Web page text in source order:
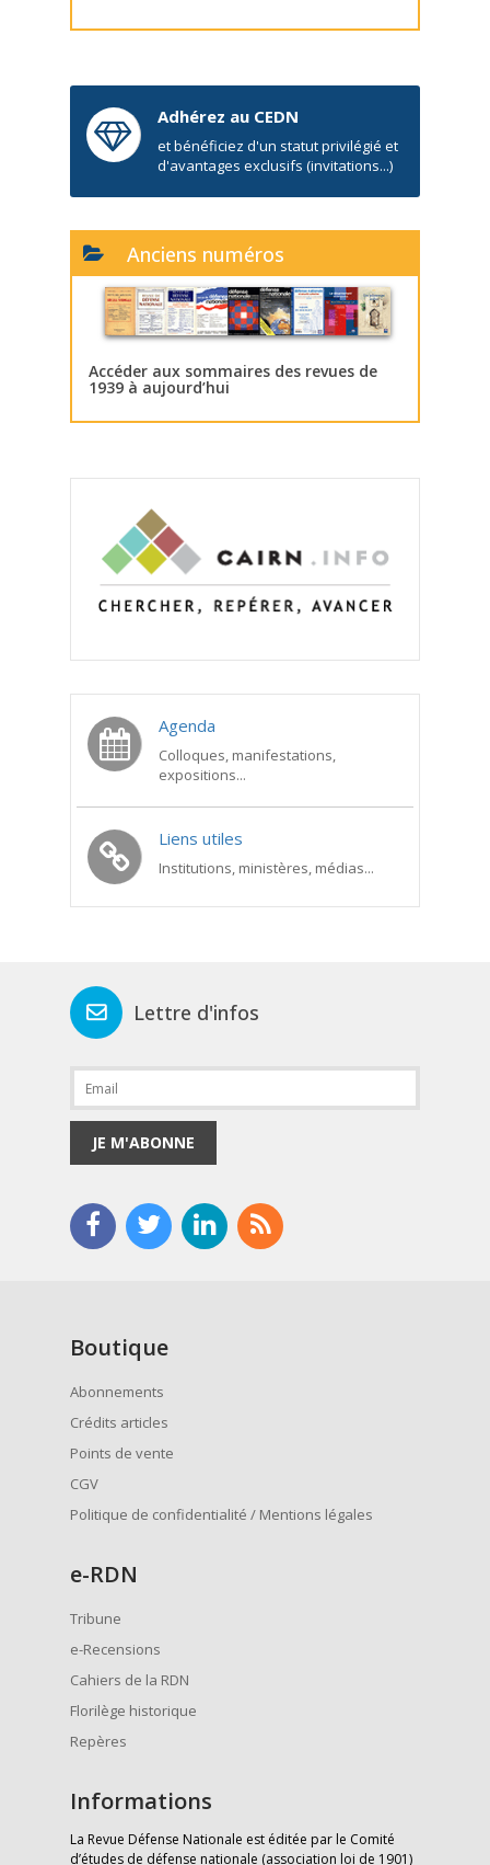
Adhérez au CEDN
et bénéficiez d'un statut privilégié et
d'avantages exclusifs (invitations...)
Anciens numéros
Accéder aux sommaires des revues de
1939 à aujourd’hui
Agenda
Colloques, manifestations,
expositions...
Liens utiles
Institutions, ministères, médias...
Lettre d'infos
JE M'ABONNE
Boutique
Abonnements
Crédits articles
Points de vente
CGV
Politique de confidentialité / Mentions légales
e-RDN
Tribune
e-Recensions
Cahiers de la RDN
Florilège historique
Repères
Informations
La Revue Défense Nationale est éditée par le Comité
d’études de défense nationale (association loi de 1901)